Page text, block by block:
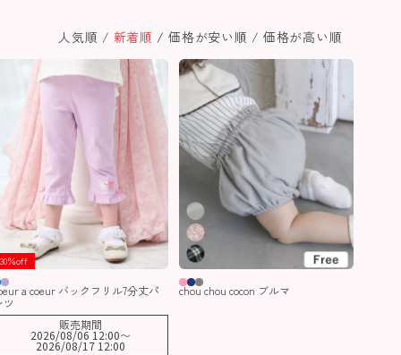
人気順 新着順 価格が安い順 価格が高い順
30％off
a coeur バックフリル7分丈パ
ツ
販売期間
2026/08/06 12:00〜
2026/08/17 12:00
chou chou cocon ブルマ